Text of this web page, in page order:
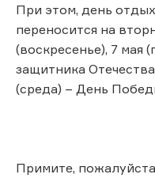
При этом, день
переносится на
(воскресенье), 7 мая
защитника
(среда) – День
Примите,